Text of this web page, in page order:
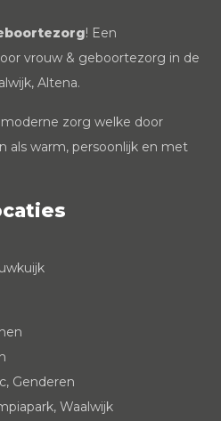
! Een
vrouw & geboortezorg in de
Altena.
zorg welke door
als warm, persoonlijk en met
Genderen
Waalwijk